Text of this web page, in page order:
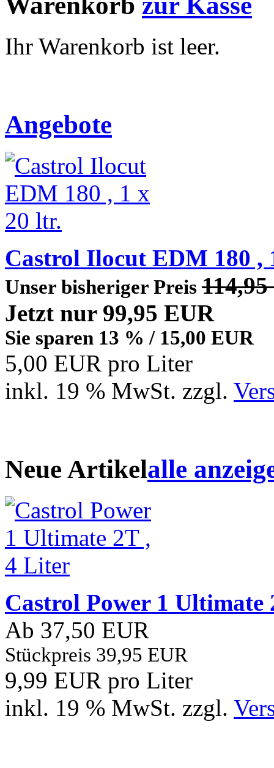
Ihr Warenkorb ist leer.
Angebote
Castrol Ilocut EDM 180 ,
Unser bisheriger Preis
Jetzt nur 99,95 EUR
Sie sparen 13 % / 15,00 EUR
5,00 EUR pro Liter
inkl. 19 % MwSt. zzgl.
Neue Artikelalle
Castrol Power 1 Ultimate
Ab 37,50 EUR
Stückpreis 39,95 EUR
9,99 EUR pro Liter
inkl. 19 % MwSt. zzgl.